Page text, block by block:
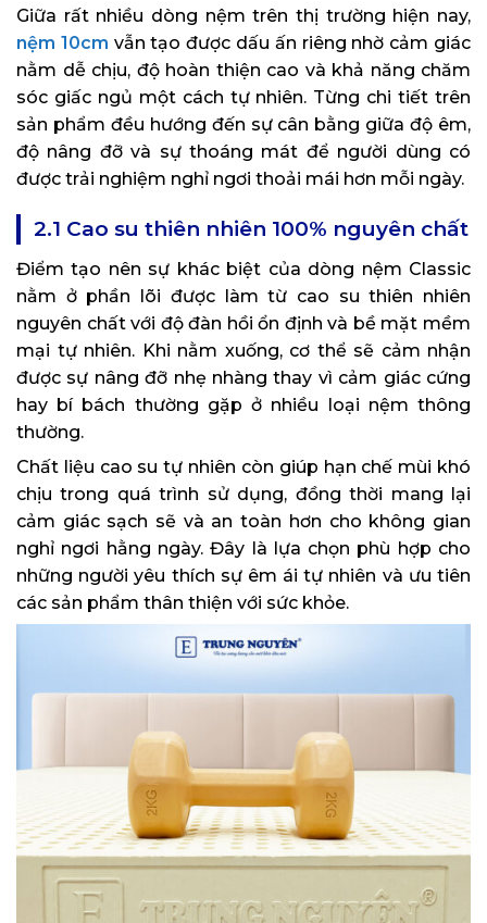
Giữa rất nhiều dòng nệm trên thị trường hiện nay,
nệm 10cm vẫn tạo được dấu ấn riêng nhờ cảm giác
nằm dễ chịu, độ hoàn thiện cao và khả năng chăm
sóc giấc ngủ một cách tự nhiên. Từng chi tiết trên
sản phẩm đều hướng đến sự cân bằng giữa độ êm,
độ nâng đỡ và sự thoáng mát để người dùng có
được trải nghiệm nghỉ ngơi thoải mái hơn mỗi ngày.
2.1 Cao su thiên nhiên 100% nguyên chất
Điểm tạo nên sự khác biệt của dòng nệm Classic
nằm ở phần lõi được làm từ cao su thiên nhiên
nguyên chất với độ đàn hồi ổn định và bề mặt mềm
mại tự nhiên. Khi nằm xuống, cơ thể sẽ cảm nhận
được sự nâng đỡ nhẹ nhàng thay vì cảm giác cứng
hay bí bách thường gặp ở nhiều loại nệm thông
thường.
Chất liệu cao su tự nhiên còn giúp hạn chế mùi khó
chịu trong quá trình sử dụng, đồng thời mang lại
cảm giác sạch sẽ và an toàn hơn cho không gian
nghỉ ngơi hằng ngày. Đây là lựa chọn phù hợp cho
những người yêu thích sự êm ái tự nhiên và ưu tiên
các sản phẩm thân thiện với sức khỏe.